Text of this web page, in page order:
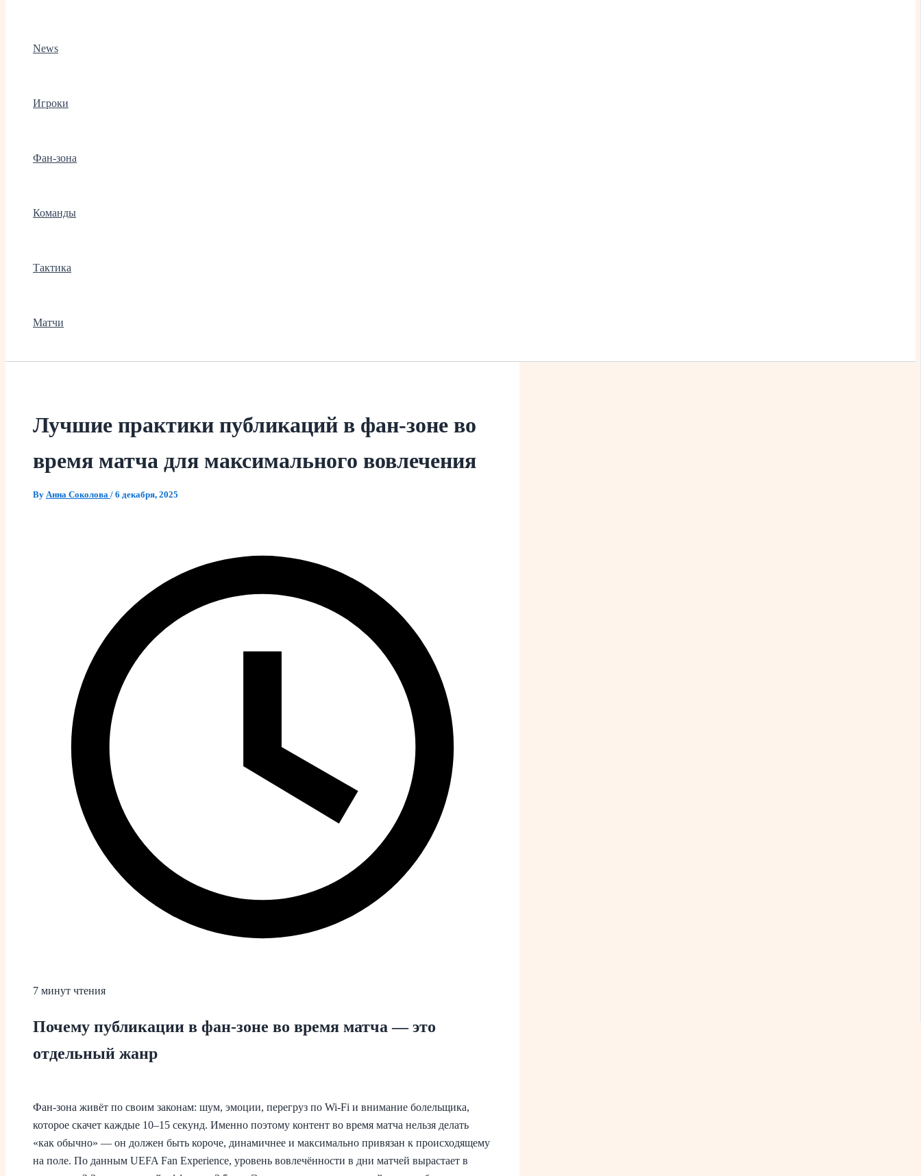
News
Игроки
Фан-зона
Команды
Тактика
Матчи
Лучшие практики публикаций в фан-зоне во
время матча для максимального вовлечения
By Анна Соколова / 6 декабря, 2025
7 минут чтения
Почему публикации в фан-зоне во время матча — это
отдельный жанр
Фан-зона живёт по своим законам: шум, эмоции, перегруз по Wi‑Fi и внимание болельщика,
которое скачет каждые 10–15 секунд. Именно поэтому контент во время матча нельзя делать
«как обычно» — он должен быть короче, динамичнее и максимально привязан к происходящему
на поле. По данным UEFA Fan Experience, уровень вовлечённости в дни матчей вырастает в